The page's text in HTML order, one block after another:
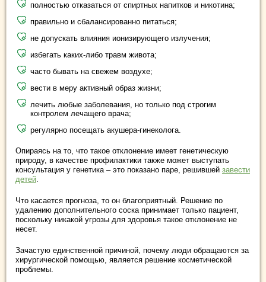
полностью отказаться от спиртных напитков и никотина;
правильно и сбалансированно питаться;
не допускать влияния ионизирующего излучения;
избегать каких-либо травм живота;
часто бывать на свежем воздухе;
вести в меру активный образ жизни;
лечить любые заболевания, но только под строгим
контролем лечащего врача;
регулярно посещать акушера-гинеколога.
Опираясь на то, что такое отклонение имеет генетическую
природу, в качестве профилактики также может выступать
консультация у генетика – это показано паре, решившей завести
детей.
Что касается прогноза, то он благоприятный. Решение по
удалению дополнительного соска принимает только пациент,
поскольку никакой угрозы для здоровья такое отклонение не
несет.
Зачастую единственной причиной, почему люди обращаются за
хирургической помощью, является решение косметической
проблемы.